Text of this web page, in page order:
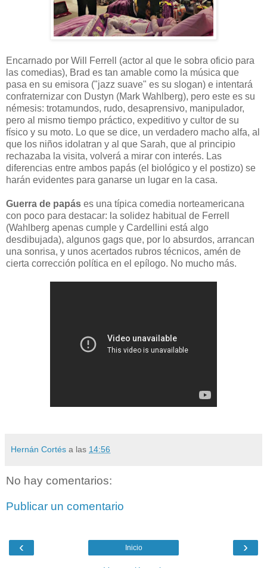
Encarnado por Will Ferrell (actor al que le sobra oficio para
las comedias), Brad es tan amable como la música que
pasa en su emisora ("jazz suave" es su slogan) e intentará
confraternizar con Dustyn (Mark Wahlberg), pero este es su
némesis: trotamundos, rudo, desaprensivo, manipulador,
pero al mismo tiempo práctico, expeditivo y cultor de su
físico y su moto. Lo que se dice, un verdadero macho alfa, al
que los niños idolatran y al que Sarah, que al principio
rechazaba la visita, volverá a mirar con interés. Las
diferencias entre ambos papás (el biológico y el postizo) se
harán evidentes para ganarse un lugar en la casa.
Guerra de papás es una típica comedia norteamericana
con poco para destacar: la solidez habitual de Ferrell
(Wahlberg apenas cumple y Cardellini está algo
desdibujada), algunos gags que, por lo absurdos, arrancan
una sonrisa, y unos acertados rubros técnicos, amén de
cierta corrección política en el epílogo. No mucho más.
Hernán Cortés a las 14:56
No hay comentarios:
Publicar un comentario
‹ ›
Inicio